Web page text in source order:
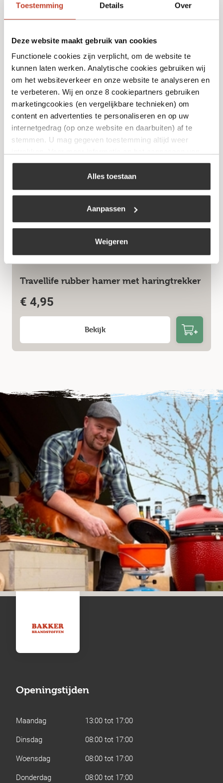
Toestemming Details Over
Deze website maakt gebruik van cookies
Functionele cookies zijn verplicht, om de website te
kunnen laten werken. Analytische cookies gebruiken wij
om het websiteverkeer en onze website te analyseren en
te verbeteren. Wij en onze 8 cookiepartners gebruiken
marketingcookies (en vergelijkbare technieken) om
content en advertenties te personaliseren en op uw
internetgedrag (op onze website en daarbuiten) af te
stemmen. U mag gegeven toestemming altijd weer
uw keuze op onze website verwijzen wij u naar ons
Alles toestaan
Aanpassen
Weigeren
Travellife – scheerlijn 3m Nylon Fluor
€3,99
Bekijk
Travellife rubber hamer met haringtrekker
€ 4,95
Bekijk
Openingstijden
Maandag
13:00 tot 17:00
Dinsdag
08:00 tot 17:00
Woensdag
08:00 tot 17:00
Donderdag
08:00 tot 17:00